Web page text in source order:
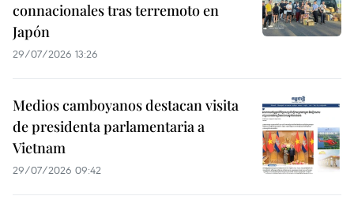
connacionales tras terremoto en
Japón
29/07/2026 13:26
Medios camboyanos destacan visita
de presidenta parlamentaria a
Vietnam
29/07/2026 09:42